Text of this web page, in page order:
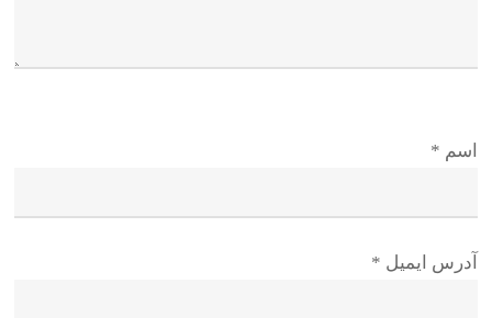
اسم *
آدرس ایمیل *